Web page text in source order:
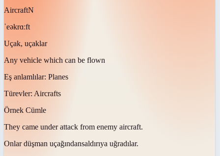
AircraftN
ˈeəkrɑːft
Uçak, uçaklar
Any vehicle which can be flown
Eş anlamlılar: Planes
Türevler: Aircrafts
Örnek Cümle
They came under attack from enemy aircraft.
Onlar düşman uçağındansaldırıya uğradılar.